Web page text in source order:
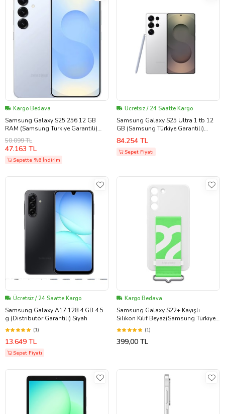
Kargo Bedava
Samsung Galaxy S25 256 12 GB
RAM (Samsung Türkiye Garantili)
(Buz Mavisi)
50.099 TL
47.163 TL
Sepette %6 İndirim
Ücretsiz / 24 Saatte Kargo
Samsung Galaxy S25 Ultra 1 tb 12
GB (Samsung Türkiye Garantili)
Titanyum Gümüş
84.254 TL
Sepet Fiyatı
Ücretsiz / 24 Saatte Kargo
Samsung Galaxy A17 128 4 GB 4.5
g (Distribütör Garantili) Siyah
(1)
13.649 TL
Sepet Fiyatı
Kargo Bedava
Samsung Galaxy S22+ Kayışlı
Silikon Kılıf Beyaz(Samsung Türkiye
Garantili)
(1)
399,00 TL